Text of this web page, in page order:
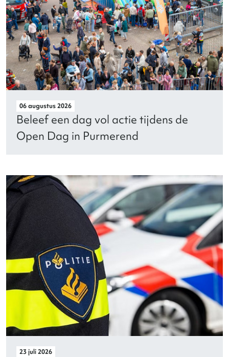
Beleef een dag vol actie tijdens de
Open Dag in Purmerend
06 augustus 2026
23 juli 2026